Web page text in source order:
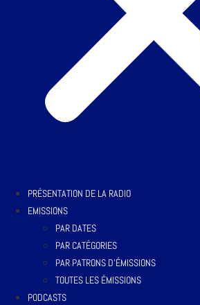
PRÉSENTATION DE LA RADIO
EMISSIONS
PAR DATES
PAR CATÉGORIES
PAR PATRONS D’ÉMISSIONS
TOUTES LES ÉMISSIONS
PODCASTS